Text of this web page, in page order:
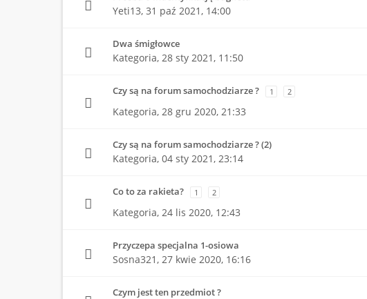
Yeti13, 31 paź 2021, 14:00
Dwa śmigłowce
Kategoria, 28 sty 2021, 11:50
Czy są na forum samochodziarze ? 1 2
Kategoria, 28 gru 2020, 21:33
Czy są na forum samochodziarze ? (2)
Kategoria, 04 sty 2021, 23:14
Co to za rakieta? 1 2
Kategoria, 24 lis 2020, 12:43
Przyczepa specjalna 1-osiowa
Sosna321, 27 kwie 2020, 16:16
Czym jest ten przedmiot ?